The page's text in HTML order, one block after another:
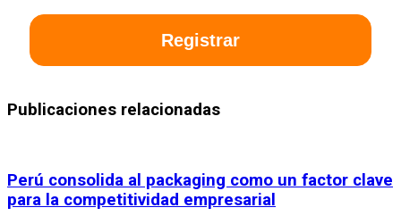
Registrar
Publicaciones relacionadas
Perú consolida al packaging como un factor clave
para la competitividad empresarial